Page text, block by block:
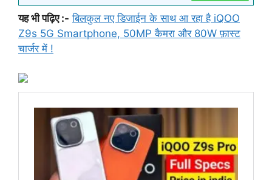
यह भी पढ़िए :- बिलकुल नए डिजाईन के साथ आ रहा है iQOO
Z9s 5G Smartphone, 50MP कैमरा और 80W फ़ास्ट
चार्जर में !